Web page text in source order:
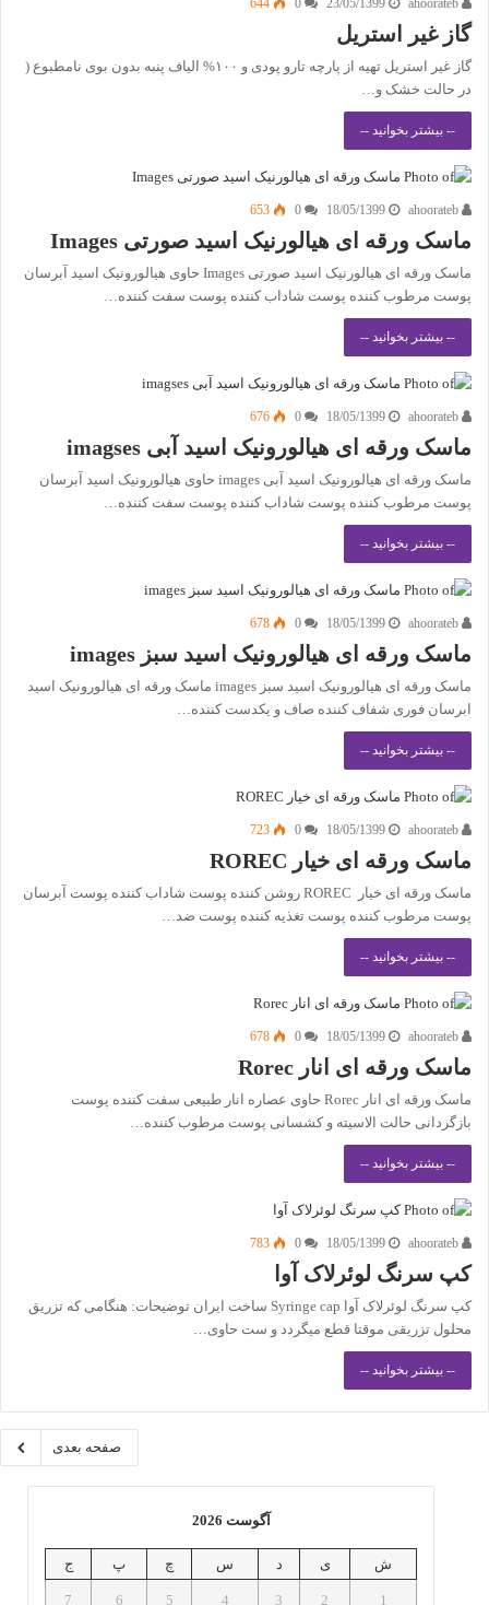
23/05/1399
0
644
گاز غیر استریل
گاز غیر استریل تهیه از پارچه تارو پودی و ۱۰۰% الیاف پنبه بدون بوی نامطبوع (
در حالت خشک و…
-- بیشتر بخوانید --
18/05/1399
0
653
ماسک ورقه ای هیالورنیک اسید صورتی Images
ماسک ورقه ای هیالورنیک اسید صورتی Images حاوی هیالورونیک اسید آبرسان
پوست مرطوب کننده پوست شاداب کننده پوست سفت کننده…
-- بیشتر بخوانید --
18/05/1399
0
676
ماسک ورقه ای هیالورونیک اسید آبی imagses
ماسک ورقه ای هیالورونیک اسید آبی images حاوی هیالورونیک اسید آبرسان
پوست مرطوب کننده پوست شاداب کننده پوست سفت کننده…
-- بیشتر بخوانید --
18/05/1399
0
678
ماسک ورقه ای هیالورونیک اسید سبز images
ماسک ورقه ای هیالورونیک اسید سبز images ماسک ورقه ای هیالورونیک اسید
ابرسان فوری شفاف کننده صاف و یکدست کننده…
-- بیشتر بخوانید --
18/05/1399
0
723
ماسک ورقه ای خیار ROREC
ماسک ورقه ای خیار ROREC روشن کننده پوست شاداب کننده پوست آبرسان
پوست مرطوب کننده پوست تغذیه کننده پوست ضد…
-- بیشتر بخوانید --
18/05/1399
0
678
ماسک ورقه ای انار Rorec
ماسک ورقه ای انار Rorec حاوی عصاره انار طبیعی سفت کننده پوست
بازگردانی حالت الاسیته و کشسانی پوست مرطوب‌ کننده…
-- بیشتر بخوانید --
18/05/1399
0
783
کپ سرنگ لوئرلاک آوا
کپ سرنگ لوئرلاک آوا Syringe cap ساخت ایران توضیحات: هنگامی که تزریق
محلول تزریقی موقتا قطع میگردد و ست حاوی…
-- بیشتر بخوانید --
صفحه بعدی
آگوست 2026
ش ی د س چ پ ج
1
2
3
4
5
6
7